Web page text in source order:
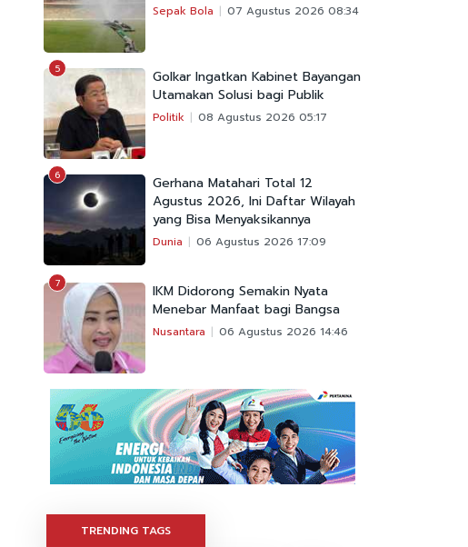
Sepak Bola 07 Agustus 2026 08:34
5
Golkar Ingatkan Kabinet Bayangan
Utamakan Solusi bagi Publik
Politik 08 Agustus 2026 05:17
6
Gerhana Matahari Total 12
Agustus 2026, Ini Daftar Wilayah
yang Bisa Menyaksikannya
Dunia 06 Agustus 2026 17:09
7
IKM Didorong Semakin Nyata
Menebar Manfaat bagi Bangsa
Nusantara 06 Agustus 2026 14:46
TRENDING TAGS